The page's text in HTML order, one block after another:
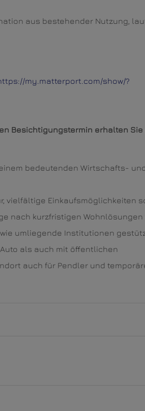
aus bestehender Nutzung,
my.matterport.com/show/?
Besichtigungstermin erhalten Sie
bedeutenden Wirtschafts-
vielfältige Einkaufsmöglichkeiten
nach kurzfristigen Wohnlösungen
umliegende Institutionen
als auch mit öffentlichen
auch für Pendler und